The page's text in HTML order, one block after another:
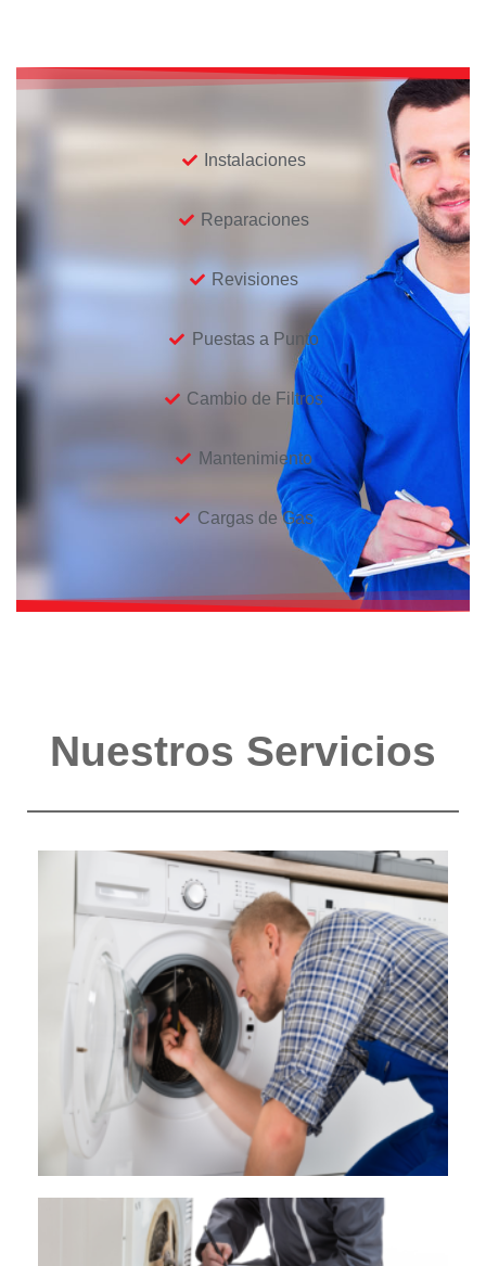
Instalaciones
Reparaciones
Revisiones
Puestas a Punto
Cambio de Filtros
Mantenimiento
Cargas de Gas
Nuestros Servicios